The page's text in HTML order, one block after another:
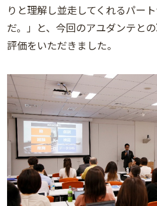
りと理解し並走してくれるパー
だ。」と、今回のアユダンテと
評価をいただきました。